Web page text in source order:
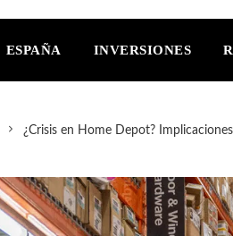
ESPAÑA INVERSIONES
¿Crisis en Home Depot?